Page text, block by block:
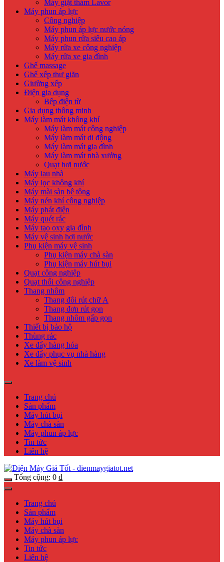
Máy giặt thảm Lavor
Máy phun áp lực
Công nghiệp
Máy phun áp lực nước nóng
Máy phun rửa siêu cao áp
Máy rửa xe công nghiệp
Máy rửa xe gia đình
Ghế massage
Ghế xếp thư giãn
Giường xếp
Điện gia dụng
Bếp điện từ
Gia dụng thông minh
Máy làm mát không khí
Máy làm mát công nghiệp
Máy làm mát di động
Máy làm mát gia đình
Máy làm mát nhà xưởng
Quạt hơi nước
Máy lau nhà
Máy lọc không khí
Máy mài sàn bê tông
Máy nén khí công nghiệp
Máy phát điện
Máy quét rác
Máy tạo oxy gia đình
Máy vệ sinh hơi nước
Phụ kiện máy vệ sinh
Phụ kiện máy chà sàn
Phụ kiện máy hút bụi
Quạt công nghiệp
Quạt thổi công nghiệp
Thang nhôm
Thang đôi rút chữ A
Thang đơn rút gọn
Thang nhôm gấp gọn
Thiết bị bảo hộ
Thùng rác
Xe đẩy hàng hóa
Xe đẩy phục vụ nhà hàng
Xe làm vệ sinh
Trang chủ
Sản phẩm
Máy hút bụi
Máy chà sàn
Máy phun áp lực
Tin tức
Liên hệ
Tổng cộng: 0 ₫
Trang chủ
Sản phẩm
Máy hút bụi
Máy chà sàn
Máy phun áp lực
Tin tức
Liên hệ